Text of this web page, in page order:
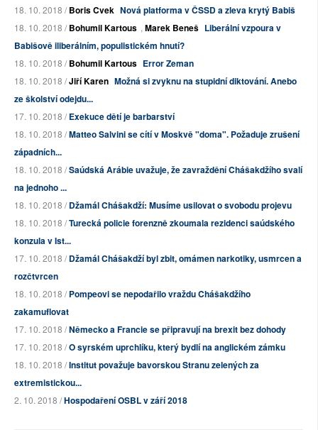
18. 10. 2018 /Boris Cvek Nová platforma v ČSSD a zleva krytý Babiš
18. 10. 2018 /Bohumil Kartous , Marek Beneš Liberální vzpoura v
Babišově iliberálním, populistickém hnutí?
18. 10. 2018 /Bohumil Kartous Error Zeman
18. 10. 2018 /Jiří Karen Možná si zvyknu na stupidní diktování. Anebo
ze školství odejdu...
17. 10. 2018 /Exekuce dětí je barbarství
18. 10. 2018 /Matteo Salvini se cítí v Moskvě "doma". Požaduje zrušení
západních...
18. 10. 2018 /Saúdská Arábie uvažuje, že zavraždění Chášakdžího svalí
na jednoho ...
18. 10. 2018 /Džamál Chášakdží: Musíme usilovat o svobodu projevu
18. 10. 2018 /Turecká policie forenzně zkoumala rezidenci saúdského
konzula v Ist...
17. 10. 2018 /Džamál Chášakdží byl zbit, omámen narkotiky, usmrcen a
rozčtvrcen
18. 10. 2018 /Pompeovi se nepodařilo vraždu Chášakdžího
zakamuflovat
17. 10. 2018 /Německo a Francie se připravují na brexit bez dohody
17. 10. 2018 /O syrském uprchlíku, který bydlí na anglickém zámku
18. 10. 2018 /Institut považuje bavorskou Stranu zelených za
extremistickou...
2. 10. 2018 /Hospodaření OSBL v září 2018